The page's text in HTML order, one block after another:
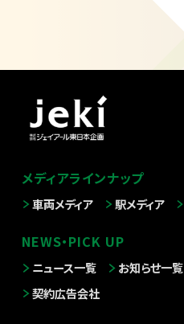
メディアラインナップ
車両メディア 駅メディア
NEWS・PICK UP
ニュース一覧 お知らせ一覧
契約広告会社